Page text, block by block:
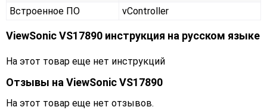
Встроенное ПО
vController
ViewSonic VS17890 инструкция на русском языке
На этот товар еще нет инструкций
Отзывы наViewSonic VS17890
На этот товар еще нет отзывов.